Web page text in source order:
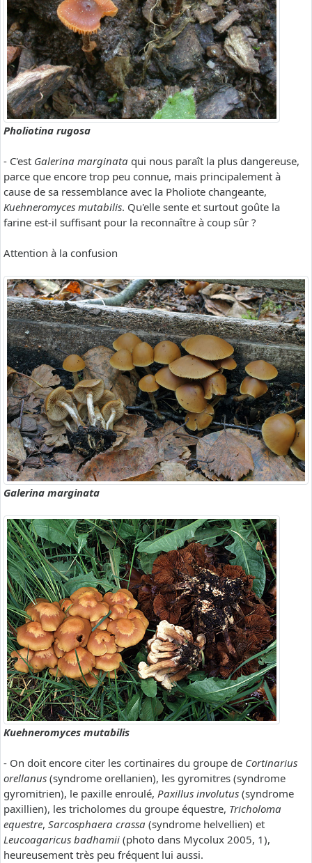
Pholiotina rugosa
- C'est Galerina marginata qui nous paraît la plus dangereuse,
parce que encore trop peu connue, mais principalement à
cause de sa ressemblance avec la Pholiote changeante,
Kuehneromyces mutabilis. Qu'elle sente et surtout goûte la
farine est-il suffisant pour la reconnaître à coup sûr ?
Attention à la confusion
Galerina marginata
Kuehneromyces mutabilis
- On doit encore citer les cortinaires du groupe de Cortinarius
orellanus (syndrome orellanien), les gyromitres (syndrome
gyromitrien), le paxille enroulé, Paxillus involutus (syndrome
paxillien), les tricholomes du groupe équestre, Tricholoma
equestre, Sarcosphaera crassa (syndrome helvellien) et
Leucoagaricus badhamii (photo dans Mycolux 2005, 1),
heureusement très peu fréquent lui aussi.